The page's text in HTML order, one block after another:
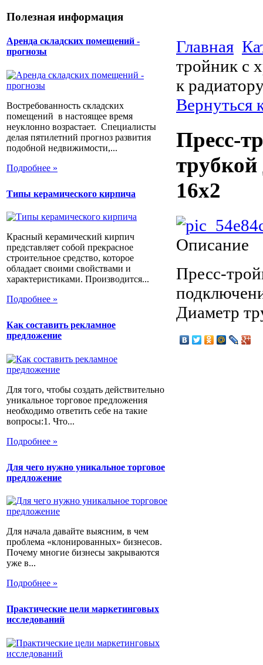
Полезная информация
Аренда складских помещений -
прогнозы
Востребованность складских
помещений в настоящее время
неуклонно возрастает. Специалисты
делая пятилетний прогноз развития
подобной недвижимости,...
Подробнее »
Типы керамического кирпича
Красный керамический кирпич
представляет собой прекрасное
строительное средство, которое
обладает своими свойствами и
характеристиками. Производится...
Подробнее »
Как составить рекламное
предложение
Для того, чтобы создать действительно
уникальное торговое предложения
необходимо ответить себе на такие
вопросы:1. Что...
Подробнее »
Для чего нужно уникальное торговое
предложение
Для начала давайте выясним, в чем
проблема «клонированных» бизнесов.
Почему многие бизнесы закрываются
уже в...
Подробнее »
Практические цели маркетинговых
исследований
Главная
тройник с
к
Вернуться
Пресс-
16х2
Описание
Пресс-
Диаметр